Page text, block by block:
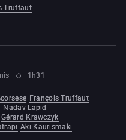
Truffaut
1h31
François Truffaut
Nadav Lapid
Gérard Krawczyk
Aki Kaurismäki